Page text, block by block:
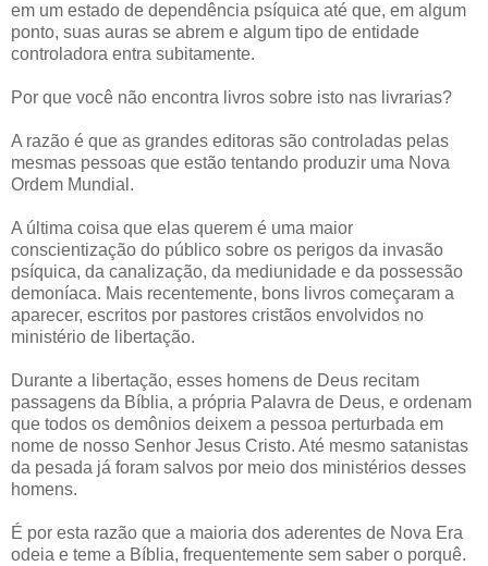
em um estado de dependência psíquica até que, em algum
ponto, suas auras se abrem e algum tipo de entidade
controladora entra subitamente.
Por que você não encontra livros sobre isto nas livrarias?
A razão é que as grandes editoras são controladas pelas
mesmas pessoas que estão tentando produzir uma Nova
Ordem Mundial.
A última coisa que elas querem é uma maior
conscientização do público sobre os perigos da invasão
psíquica, da canalização, da mediunidade e da possessão
demoníaca. Mais recentemente, bons livros começaram a
aparecer, escritos por pastores cristãos envolvidos no
ministério de libertação.
Durante a libertação, esses homens de Deus recitam
passagens da Bíblia, a própria Palavra de Deus, e ordenam
que todos os demônios deixem a pessoa perturbada em
nome de nosso Senhor Jesus Cristo. Até mesmo satanistas
da pesada já foram salvos por meio dos ministérios desses
homens.
É por esta razão que a maioria dos aderentes de Nova Era
odeia e teme a Bíblia, frequentemente sem saber o porquê.